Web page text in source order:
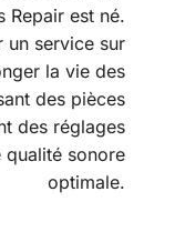
Repair est né.
un service sur
la vie des
des pièces
des réglages
qualité sonore
optimale.